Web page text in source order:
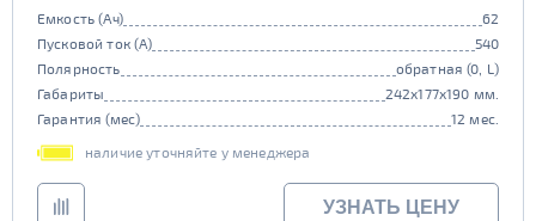
Емкость (Ач)
62
Пусковой ток (А)
540
Полярность
обратная (0, L)
Габариты
242x177x190 мм.
Гарантия (мес)
12 мес.
наличие уточняйте у менеджера
УЗНАТЬ ЦЕНУ